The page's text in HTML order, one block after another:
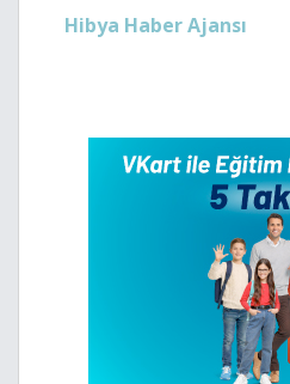
Hibya Haber Ajansı